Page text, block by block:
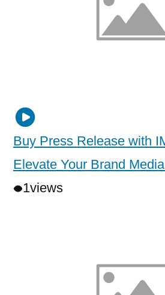
Buy Press Release with
Elevate Your Brand
1views